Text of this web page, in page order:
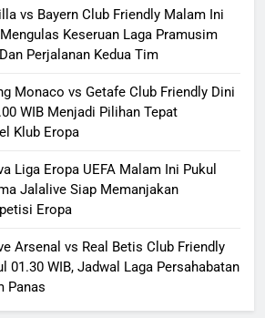
vs Bayern Club Friendly Malam Ini
Keseruan Laga Pramusim
Perjalanan Kedua Tim
Monaco vs Getafe Club Friendly Dini
WIB Menjadi Pilihan Tepat
Klub Eropa
Liga Eropa UEFA Malam Ini Pukul
Jalalive Siap Memanjakan
Eropa
Arsenal vs Real Betis Club Friendly
01.30 WIB, Jadwal Laga Persahabatan
Panas